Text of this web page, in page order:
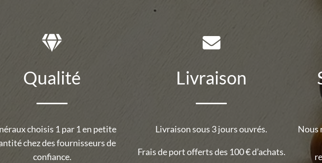
Qualité
choisis 1 par 1 en petite
chez des fournisseurs de
confiance.
Livraison
Livraison sous 3 jours ouvrés.
Frais de port offerts des 100 € d’achats.
Nous